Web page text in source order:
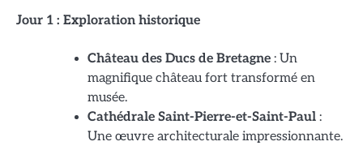
Jour 1 : Exploration historique
Château des Ducs de Bretagne : Un
magnifique château fort transformé en
musée.
Cathédrale Saint-Pierre-et-Saint-Paul :
Une œuvre architecturale impressionnante.